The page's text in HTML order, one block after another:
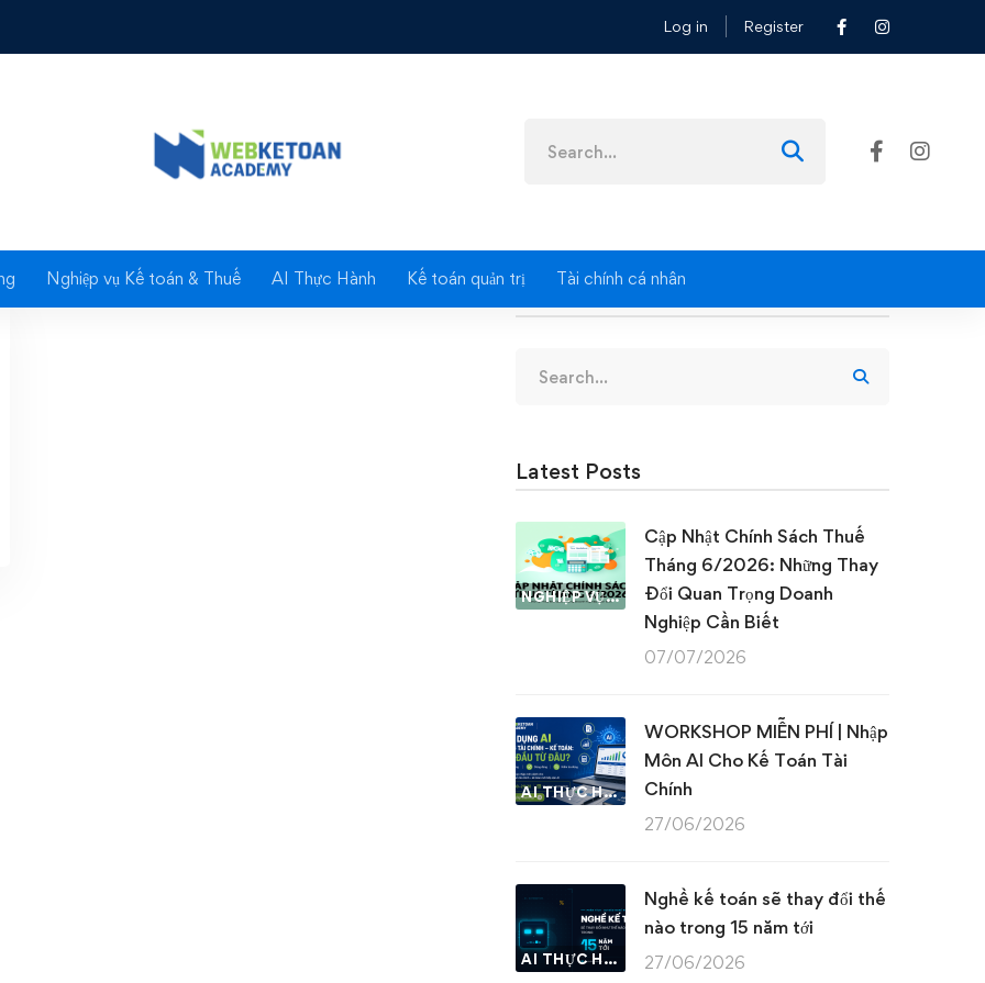
Log in Register
for:
Nghiệp vụ Kế toán & Thuế AI Thực Hành Kế toán quản trị Tài chính cá nhân
for:
Latest Posts
NGHIỆP VỤ KẾ TOÁN & THUẾ
Cập Nhật Chính Sách Thuế
Tháng 6/2026: Những Thay
Đổi Quan Trọng Doanh
Nghiệp Cần Biết
07/07/2026
AI THỰC HÀNH
WORKSHOP MIỄN PHÍ | Nhập
Môn AI Cho Kế Toán Tài
Chính
27/06/2026
AI THỰC HÀNH
Nghề kế toán sẽ thay đổi thế
nào trong 15 năm tới
27/06/2026